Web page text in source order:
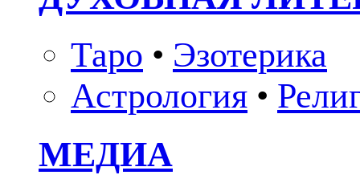
Таро • Эзотерика
Астрология •
МЕДИА